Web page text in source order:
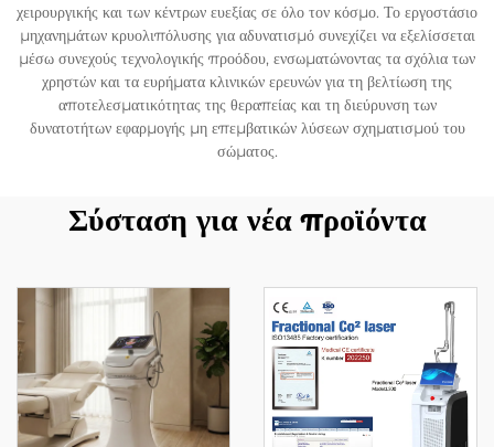
χειρουργικής και των κέντρων ευεξίας σε όλο τον κόσμο. Το εργοστάσιο
μηχανημάτων κρυολιπόλυσης για αδυνατισμό συνεχίζει να εξελίσσεται
μέσω συνεχούς τεχνολογικής προόδου, ενσωματώνοντας τα σχόλια των
χρηστών και τα ευρήματα κλινικών ερευνών για τη βελτίωση της
αποτελεσματικότητας της θεραπείας και τη διεύρυνση των
δυνατοτήτων εφαρμογής μη επεμβατικών λύσεων σχηματισμού του
σώματος.
Σύσταση για νέα προϊόντα